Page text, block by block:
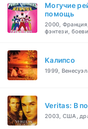
Могучие
помощь
2000,
фэнтези,
Калипсо
1999,
Veritas: В
2003, США,